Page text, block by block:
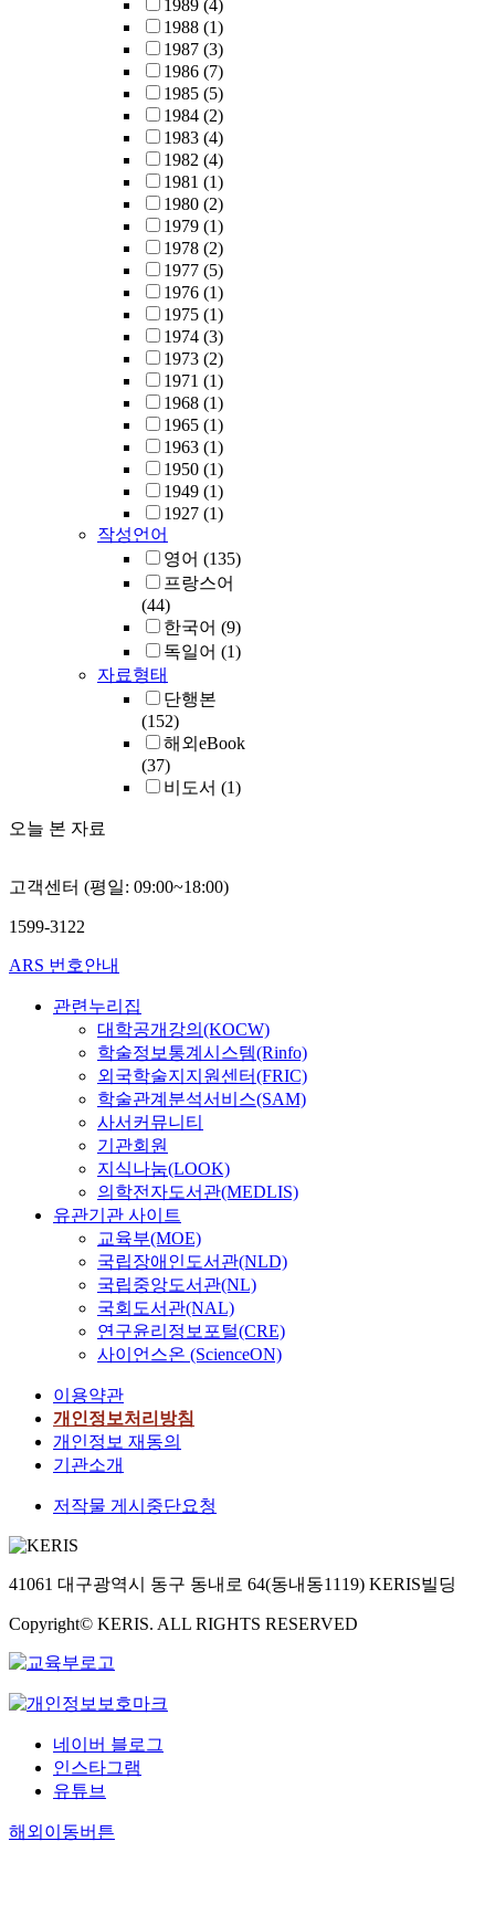
1989 (4)
1988 (1)
1987 (3)
1986 (7)
1985 (5)
1984 (2)
1983 (4)
1982 (4)
1981 (1)
1980 (2)
1979 (1)
1978 (2)
1977 (5)
1976 (1)
1975 (1)
1974 (3)
1973 (2)
1971 (1)
1968 (1)
1965 (1)
1963 (1)
1950 (1)
1949 (1)
1927 (1)
작성언어
영어 (135)
프랑스어
(44)
한국어 (9)
독일어 (1)
자료형태
단행본
(152)
해외eBook
(37)
비도서 (1)
오늘 본 자료
고객센터 (평일: 09:00~18:00)
1599-3122
ARS 번호안내
관련누리집
대학공개강의(KOCW)
학술정보통계시스템(Rinfo)
외국학술지지원센터(FRIC)
학술관계분석서비스(SAM)
사서커뮤니티
기관회원
지식나눔(LOOK)
의학전자도서관(MEDLIS)
유관기관 사이트
교육부(MOE)
국립장애인도서관(NLD)
국립중앙도서관(NL)
국회도서관(NAL)
연구윤리정보포털(CRE)
사이언스온 (ScienceON)
이용약관
개인정보처리방침
개인정보 재동의
기관소개
저작물 게시중단요청
41061 대구광역시 동구 동내로 64(동내동1119) KERIS빌딩
Copyright© KERIS. ALL RIGHTS RESERVED
네이버 블로그
인스타그램
유튜브
해외이동버튼